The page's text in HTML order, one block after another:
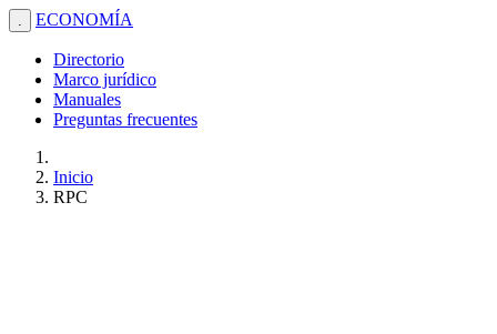
. ECONOMÍA
Directorio
Marco jurídico
Manuales
Preguntas frecuentes
Inicio
RPC